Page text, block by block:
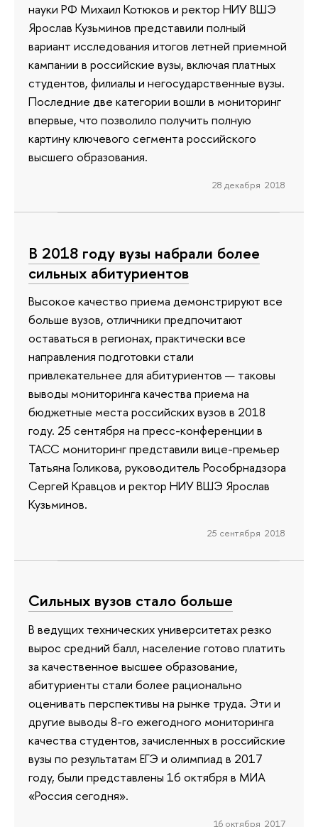
науки РФ Михаил Котюков и ректор НИУ ВШЭ
Ярослав Кузьминов представили полный
вариант исследования итогов летней приемной
кампании в российские вузы, включая платных
студентов, филиалы и негосударственные вузы.
Последние две категории вошли в мониторинг
впервые, что позволило получить полную
картину ключевого сегмента российского
высшего образования.
28 декабря 2018
В 2018 году вузы набрали более
сильных абитуриентов
Высокое качество приема демонстрируют все
больше вузов, отличники предпочитают
оставаться в регионах, практически все
направления подготовки стали
привлекательнее для абитуриентов — таковы
выводы мониторинга качества приема на
бюджетные места российских вузов в 2018
году. 25 сентября на пресс-конференции в
ТАСС мониторинг представили вице-премьер
Татьяна Голикова, руководитель Рособрнадзора
Сергей Кравцов и ректор НИУ ВШЭ Ярослав
Кузьминов.
25 сентября 2018
Сильных вузов стало больше
В ведущих технических университетах резко
вырос средний балл, население готово платить
за качественное высшее образование,
абитуриенты стали более рационально
оценивать перспективы на рынке труда. Эти и
другие выводы 8-го ежегодного мониторинга
качества студентов, зачисленных в российские
вузы по результатам ЕГЭ и олимпиад в 2017
году, были представлены 16 октября в МИА
«Россия сегодня».
16 октября 2017